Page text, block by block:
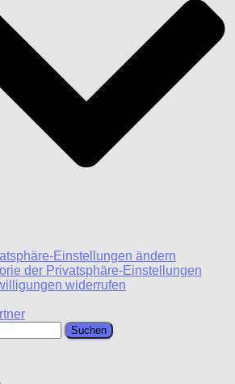
Einstellungen ändern
der Privatsphäre-Einstellungen
widerrufen